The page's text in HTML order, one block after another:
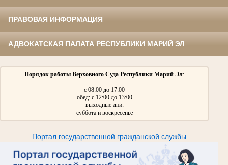
ПРАВОВАЯ ИНФОРМАЦИЯ
АДВОКАТСКАЯ ПАЛАТА РЕСПУБЛИКИ МАРИЙ ЭЛ
Порядок работы Верховного Суда Республики Марий Эл:
с 08:00 до 17:00
обед: с 12:00 до 13:00
выходные дни:
суббота и воскресенье
Портал государственной гражданской службы